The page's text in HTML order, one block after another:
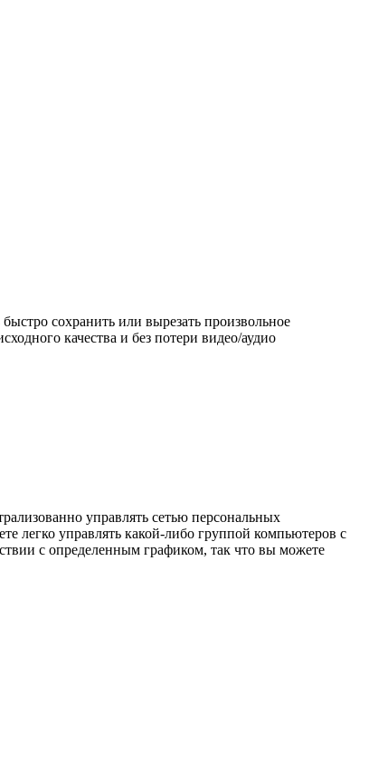
сохранить или вырезать произвольное
качества и без потери видео/аудио
управлять сетью персональных
легко управлять какой-либо группой компьютеров с
с определенным графиком, так что вы можете